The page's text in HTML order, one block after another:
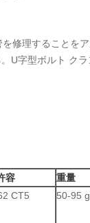
修理することを
U字型ボルト ク
容
重量
CT5 50-95 g